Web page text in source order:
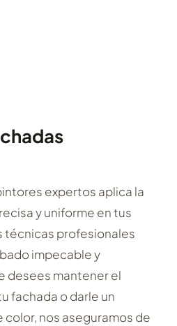
expertos aplica la
y uniforme en tus
técnicas profesionales
impecable y
desees mantener el
fachada o darle un
nos aseguramos de